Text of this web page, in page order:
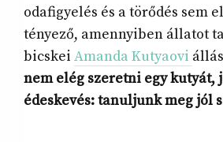
odafigyelés és a törődés sem
tényező, amennyiben állatot
bicskei Amanda Kutyaovi
nem elég szeretni egy kutyát,
édeskevés: tanuljunk meg jól